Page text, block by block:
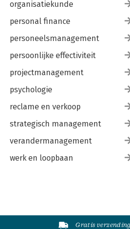
organisatiekunde
personal finance
personeelsmanagement
persoonlijke effectiviteit
projectmanagement
psychologie
reclame en verkoop
strategisch management
verandermanagement
werk en loopbaan
Gratis